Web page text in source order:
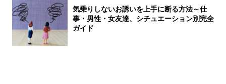
気乗りしないお誘いを上手に断る方法～仕
事・男性・女友達、シチュエーション別完全
ガイド